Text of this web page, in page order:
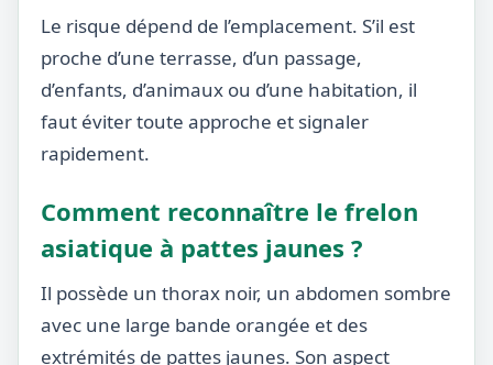
Le risque dépend de l’emplacement. S’il est
proche d’une terrasse, d’un passage,
d’enfants, d’animaux ou d’une habitation, il
faut éviter toute approche et signaler
rapidement.
Comment reconnaître le frelon
asiatique à pattes jaunes ?
Il possède un thorax noir, un abdomen sombre
avec une large bande orangée et des
extrémités de pattes jaunes. Son aspect